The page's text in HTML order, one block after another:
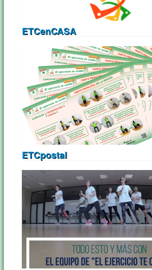
ETCenCASA
ETCpostal